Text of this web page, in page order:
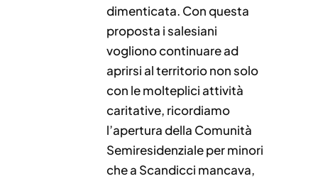
dimenticata. Con questa
proposta i salesiani
vogliono continuare ad
aprirsi al territorio non solo
con le molteplici attività
caritative, ricordiamo
l’apertura della Comunità
Semiresidenziale per minori
che a Scandicci mancava,